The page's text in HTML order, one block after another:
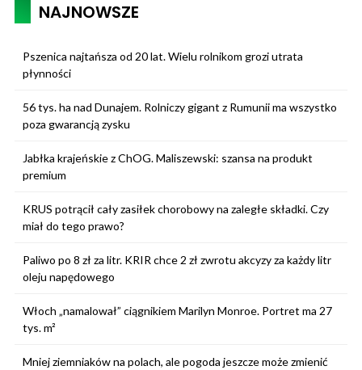
NAJNOWSZE
Pszenica najtańsza od 20 lat. Wielu rolnikom grozi utrata
płynności
56 tys. ha nad Dunajem. Rolniczy gigant z Rumunii ma wszystko
poza gwarancją zysku
Jabłka krajeńskie z ChOG. Maliszewski: szansa na produkt
premium
KRUS potrącił cały zasiłek chorobowy na zaległe składki. Czy
miał do tego prawo?
Paliwo po 8 zł za litr. KRIR chce 2 zł zwrotu akcyzy za każdy litr
oleju napędowego
Włoch „namalował” ciągnikiem Marilyn Monroe. Portret ma 27
tys. m²
Mniej ziemniaków na polach, ale pogoda jeszcze może zmienić